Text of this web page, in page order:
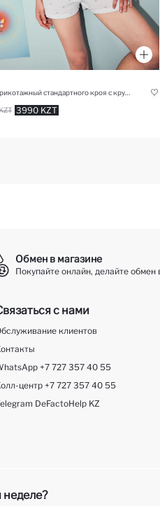
3990 KZT
Обмен в магазине
Покупайте онлайн, делайте обмен
с нами
клиентов
+7 727 357 40 55
центр +7 727 357 40 55
DeFactoHelp KZ
неделе?